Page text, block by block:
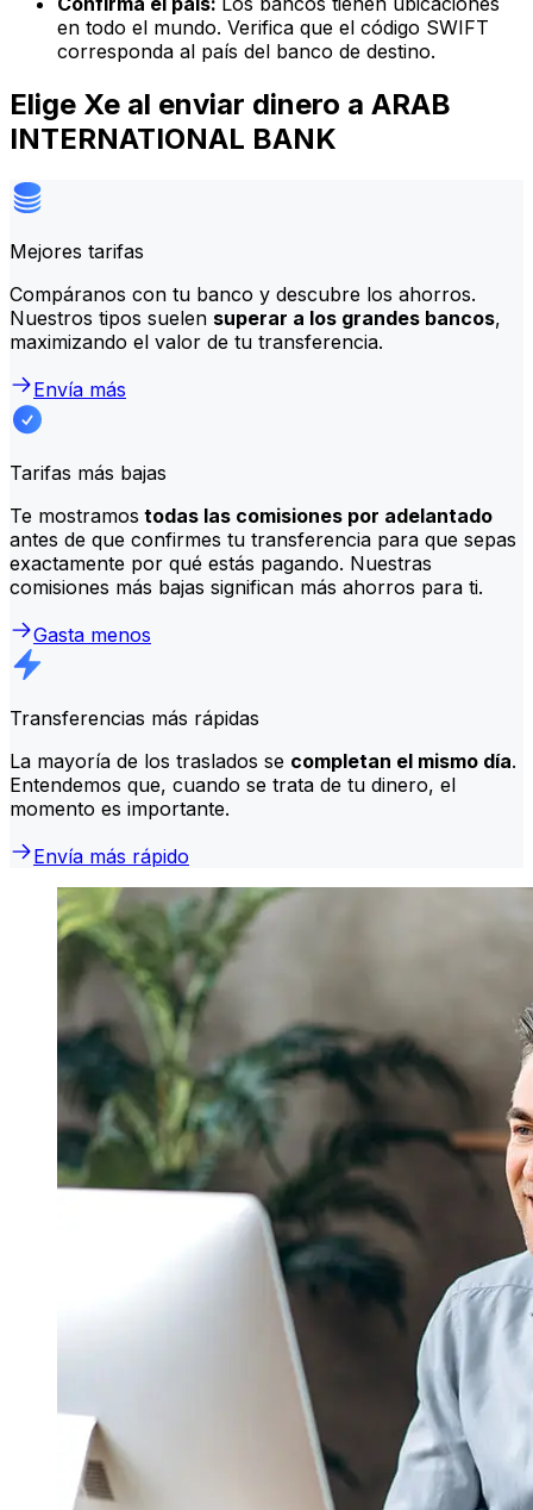
en todo el mundo. Verifica que el código SWIFT
corresponda al país del banco de destino.
Elige Xe al enviar dinero a ARAB
INTERNATIONAL BANK
Mejores tarifas
Compáranos con tu banco y descubre los ahorros.
Nuestros tipos suelen superar a los grandes bancos,
maximizando el valor de tu transferencia.
Envía más
Tarifas más bajas
Te mostramos todas las comisiones por adelantado
antes de que confirmes tu transferencia para que sepas
exactamente por qué estás pagando. Nuestras
comisiones más bajas significan más ahorros para ti.
Gasta menos
Transferencias más rápidas
La mayoría de los traslados se completan el mismo día.
Entendemos que, cuando se trata de tu dinero, el
momento es importante.
Envía más rápido